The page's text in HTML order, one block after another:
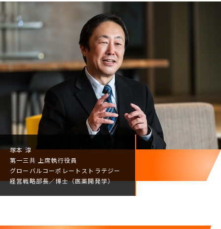
塚本 淳
第一三共 上席執行役員
グローバルコーポレート ストラテジー
経営戦略部長／博士（医薬開発学）